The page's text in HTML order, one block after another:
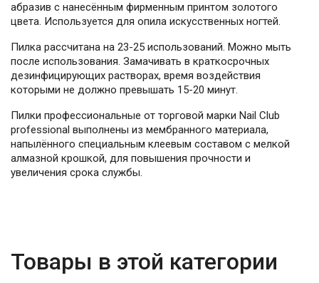
абразив с нанесённым фирменным принтом золотого
цвета. Используется для опила искусственных ногтей.
Пилка рассчитана на 23-25 использований. Можно мыть
после использования. Замачивать в краткосрочных
дезинфицирующих растворах, время воздействия
которыми не должно превышать 15-20 минут.
Пилки профессиональные от торговой марки Nail Club
professional выполнены из мембранного материала,
напылённого специальным клеевым составом с мелкой
алмазной крошкой, для повышения прочности и
увеличения срока службы.
Товары в этой категории